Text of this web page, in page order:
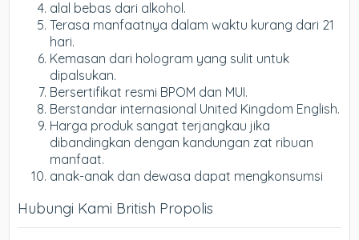
alal bebas dari alkohol.
Terasa manfaatnya dalam waktu kurang dari 21
hari.
Kemasan dari hologram yang sulit untuk
dipalsukan.
Bersertifikat resmi BPOM dan MUI.
Berstandar internasional United Kingdom English.
Harga produk sangat terjangkau jika
dibandingkan dengan kandungan zat ribuan
manfaat.
anak-anak dan dewasa dapat mengkonsumsi
Hubungi Kami British Propolis